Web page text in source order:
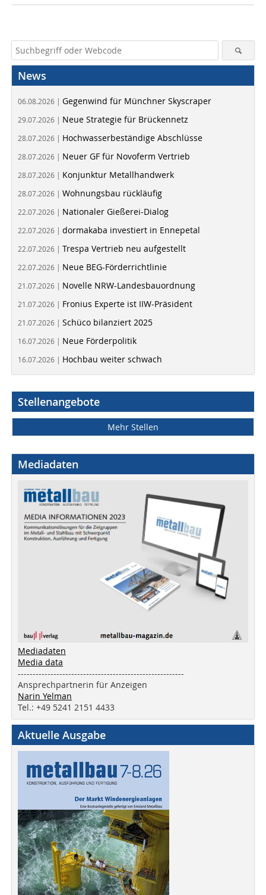
News
06.08.2026 | Gegenwind für Münchner Skyscraper
29.07.2026 | Neue Strategie für Brückennetz
28.07.2026 | Hochwasserbeständige Abschlüsse
28.07.2026 | Neuer GF für Novoferm Vertrieb
28.07.2026 | Konjunktur Metallhandwerk
28.07.2026 | Wohnungsbau rückläufig
22.07.2026 | Nationaler Gießerei-Dialog
22.07.2026 | dormakaba investiert in Ennepetal
22.07.2026 | Trespa Vertrieb neu aufgestellt
22.07.2026 | Neue BEG-Förderrichtlinie
21.07.2026 | Novelle NRW-Landesbauordnung
21.07.2026 | Fronius Experte ist IIW-Präsident
21.07.2026 | Schüco bilanziert 2025
16.07.2026 | Neue Förderpolitik
16.07.2026 | Hochbau weiter schwach
Stellenangebote
Mehr Stellen
Mediadaten
Mediadaten
Media data
--------------------------------------------------------
Ansprechpartnerin für Anzeigen
Narin Yelman
Tel.: +49 5241 2151 4433
Aktuelle Ausgabe